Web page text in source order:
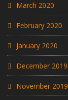
March 2020
February 2020
January 2020
December 2019
November 2019